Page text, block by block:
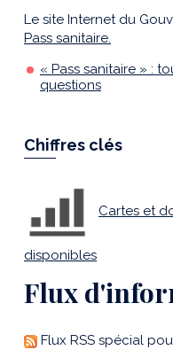
Le site Internet du
Pass sanitaire.
« Pass sanitaire » :
questions
Chiffres clés
Cartes et
disponibles
Flux
Flux RSS spécial